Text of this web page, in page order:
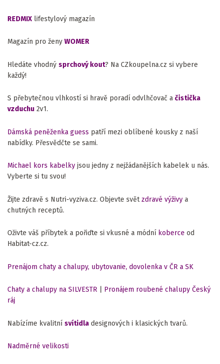
REDMIX lifestylový magazín
Magazín pro ženy WOMER
Hledáte vhodný sprchový kout? Na CZkoupelna.cz si vybere
každý!
S přebytečnou vlhkostí si hravě poradí odvlhčovač a čistička
vzduchu 2v1.
Dámská peněženka guess patří mezi oblíbené kousky z naší
nabídky. Přesvědčte se sami.
Michael kors kabelky jsou jedny z nejžádanějších kabelek u nás.
Vyberte si tu svou!
Žijte zdravě s Nutri-vyziva.cz. Objevte světzdravé výživy a
chutných receptů.
Oživte váš příbytek a pořiďte si vkusné a módní koberce od
Habitat-cz.cz.
Prenájom chaty a chalupy, ubytovanie, dovolenka v ČR a SK
Chaty a chalupy na SILVESTR
Pronájem roubené chalupy Český
ráj
Nabízíme kvalitní svítidla designových i klasických tvarů.
Nadměrné velikosti